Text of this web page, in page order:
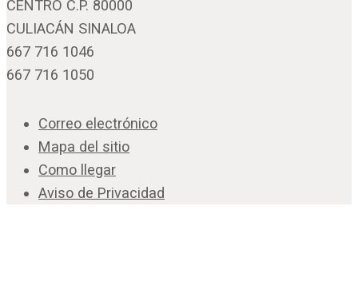
CENTRO C.P. 80000
CULIACÁN SINALOA
667 716 1046
667 716 1050
Correo electrónico
Mapa del sitio
Como llegar
Aviso de Privacidad